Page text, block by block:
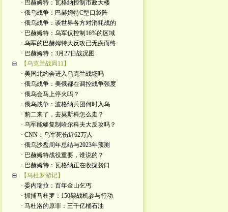
· 巴赫姆特：瓦格纳控制市政大楼
· 俄乌战争：巴赫姆特C型口袋阵
· 俄乌战争：谈世界各方对消耗战的
· 巴赫姆特：乌军仅控制16%的区域
· 乌军的巴赫姆特大反攻已无疾而终
· 巴赫姆特：3月27日战况图
【乌克兰战局11】
· 美国北约会进入乌克兰战场吗
· 俄乌战争：美俄都在调控战争强度
· 俄乌会马上停火吗？
· 俄乌战争：波格纳兵团何时入乌
· 豹二来了，去莫斯科怎么走？
· 乌军能够复制哈尔科夫大反攻吗？
· CNN：乌军死伤近62万人
· 俄乌沙盘周年总结与2023年预测
· 巴赫姆特战役重要，谁说的？
· 巴赫姆特：瓦格纳正在收拢袋口
【马杜罗游记】
· 委内瑞拉：百年金山乞丐
· 抓捕马杜罗：150架战机参与行动
· 马杜洛的原罪：三千亿桶石油